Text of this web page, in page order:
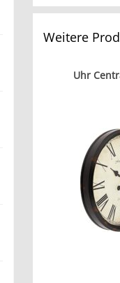
Weitere
Uhr